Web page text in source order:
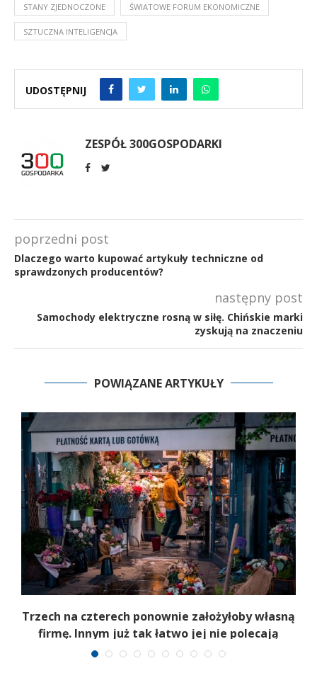
STANY ZJEDNOCZONE ŚWIATOWE FORUM EKONOMICZNE
SZTUCZNA INTELIGENCJA
UDOSTĘPNIJ
ZESPÓŁ 300GOSPODARKI
poprzedni post
Dlaczego warto kupować artykuły techniczne od
sprawdzonych producentów?
następny post
Samochody elektryczne rosną w siłę. Chińskie marki
zyskują na znaczeniu
POWIĄZANE ARTYKUŁY
Trzech na czterech ponownie założyłoby własną
firmę. Innym już tak łatwo jej nie polecają